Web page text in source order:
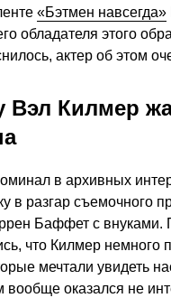
«Бэтмен навсегда»
обладателя этого
актер об этом
Вэл Килмер
в архивных
в разгар съемочного
Баффет с
что Килмер немного
мечтали увидеть
вообще оказался не